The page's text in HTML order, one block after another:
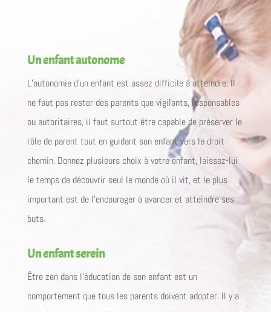
Un enfant autonome
L’autonomie d’un enfant est assez difficile à atteindre. Il
ne faut pas rester des parents que vigilants, responsables
ou autoritaires, il faut surtout être capable de préserver le
rôle de parent tout en guidant son enfant vers le droit
chemin. Donnez plusieurs choix à votre enfant, laissez-lui
le temps de découvrir seul le monde où il vit, et le plus
important est de l’encourager à avancer et atteindre ses
buts.
Un enfant serein
Être zen dans l’éducation de son enfant est un
comportement que tous les parents doivent adopter. Il y a